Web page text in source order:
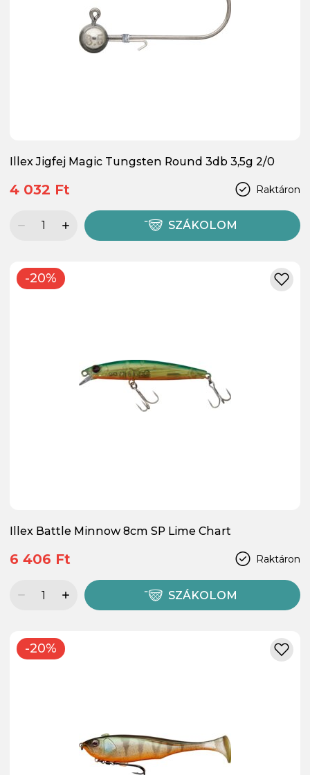
Illex Jigfej Magic Tungsten Round 3db 3,5g 2/0
Raktáron
4 032 Ft
SZÁKOLOM
-20%
Illex Battle Minnow 8cm SP Lime Chart
Raktáron
6 406 Ft
SZÁKOLOM
-20%